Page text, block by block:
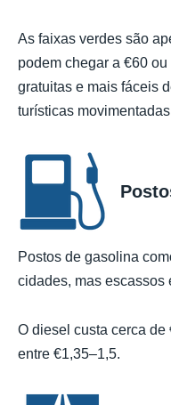
As faixas verdes são
podem chegar a €60
gratuitas e mais fáceis
turísticas
Postos de gasolina
cidades, mas escassos
O diesel custa cerca
entre €1,35–1,5.